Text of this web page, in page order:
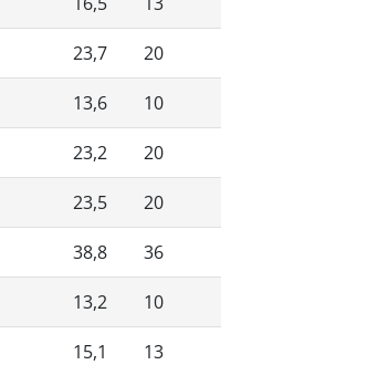
23,7 20
13,6 10
23,2 20
23,5 20
38,8 36
13,2 10
15,1 13